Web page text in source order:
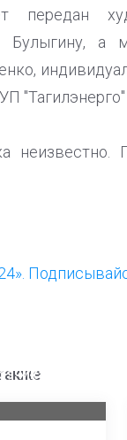
Булыгину,
"Тагилэнерго"
для